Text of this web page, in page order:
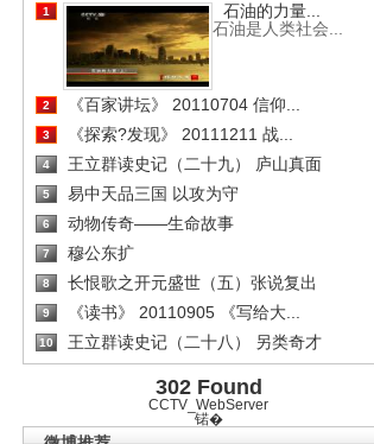
1
石油的力量...
石油是人类社会...
2 《百家讲坛》 20110704 信仰...
3 《探索?发现》 20111211 战...
4 王立群读史记（二十九） 庐山真面
5 易中天品三国 以攻为守
6 动物传奇——生命故事
7 穆公东扩
8 长恨歌之开元盛世（五）张说复出
9 《读书》 20110905 《写给大...
10 王立群读史记（二十八） 另类奇才
302 Found
CCTV_WebServer
锘�